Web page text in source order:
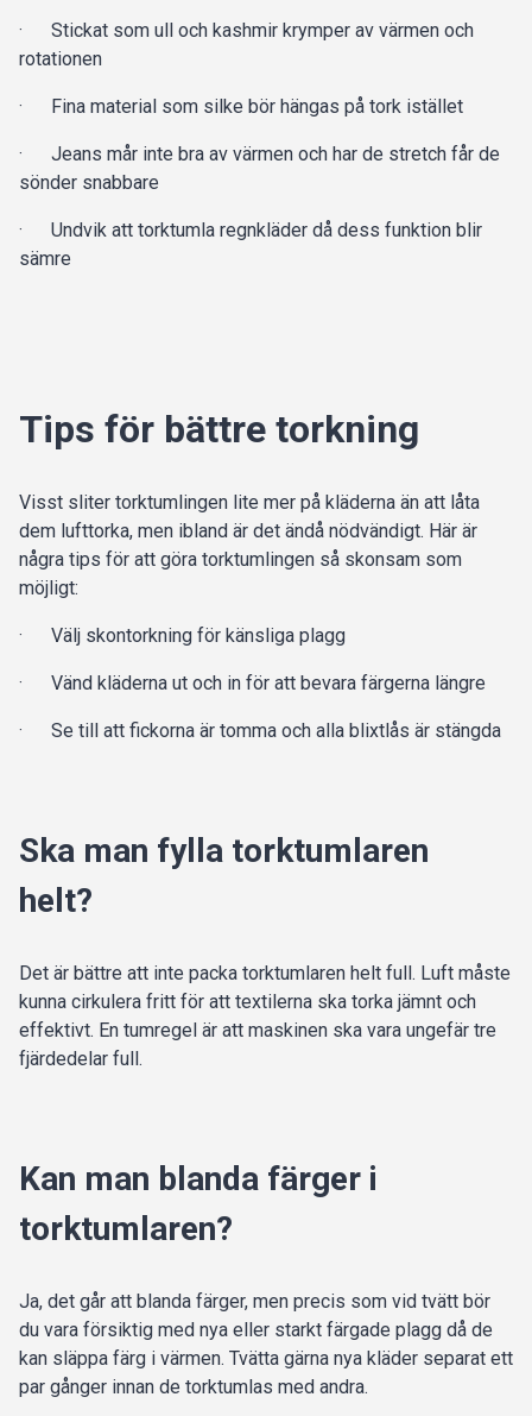
· Stickat som ull och kashmir krymper av värmen och
rotationen
· Fina material som silke bör hängas på tork istället
· Jeans mår inte bra av värmen och har de stretch får de
sönder snabbare
· Undvik att torktumla regnkläder då dess funktion blir
sämre
Tips för bättre torkning
Visst sliter torktumlingen lite mer på kläderna än att låta
dem lufttorka, men ibland är det ändå nödvändigt. Här är
några tips för att göra torktumlingen så skonsam som
möjligt:
· Välj skontorkning för känsliga plagg
· Vänd kläderna ut och in för att bevara färgerna längre
· Se till att fickorna är tomma och alla blixtlås är stängda
Ska man fylla torktumlaren
helt?
Det är bättre att inte packa torktumlaren helt full. Luft måste
kunna cirkulera fritt för att textilerna ska torka jämnt och
effektivt. En tumregel är att maskinen ska vara ungefär tre
fjärdedelar full.
Kan man blanda färger i
torktumlaren?
Ja, det går att blanda färger, men precis som vid tvätt bör
du vara försiktig med nya eller starkt färgade plagg då de
kan släppa färg i värmen. Tvätta gärna nya kläder separat ett
par gånger innan de torktumlas med andra.